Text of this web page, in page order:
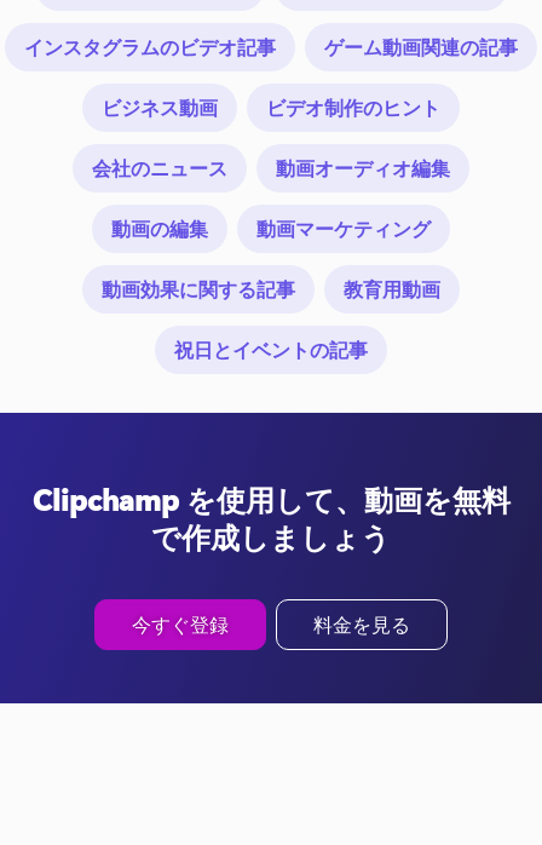
インスタグラムのビデオ記事 ゲーム動画関連の記事
ビジネス動画 ビデオ制作のヒント
会社のニュース 動画オーディオ編集
動画の編集 動画マーケティング
動画効果に関する記事 教育用動画
祝日とイベントの記事
Clipchamp を使用して、動画を無料
で作成しましょう
今すぐ登録 料金を見る